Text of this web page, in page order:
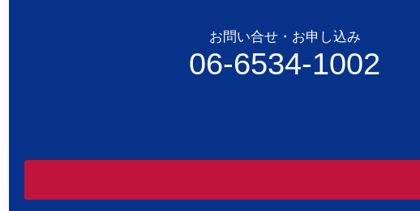
お問い合せ・お申し込み
06-6534-1002